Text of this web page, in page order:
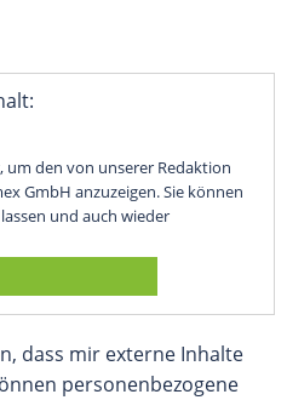
den von unserer Redaktion
GmbH anzuzeigen. Sie können
und auch wieder
dass mir externe Inhalte
personenbezogene